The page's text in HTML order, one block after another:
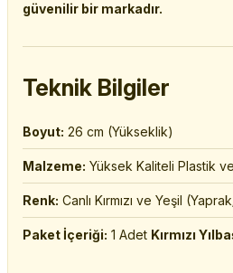
güvenilir bir markadır.
Teknik Bilgiler
Boyut: 26 cm (Yükseklik)
Malzeme: Yüksek Kaliteli Plastik
Renk: Canlı Kırmızı ve Yeşil
Paket İçeriği: 1 Adet Kırmızı